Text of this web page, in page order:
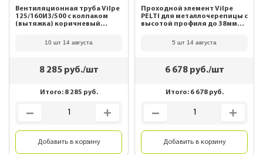
Вентиляционная труба Vilpe
125/160ИЗ/500 с колпаком
(вытяжка) коричневый
10 шт 14 августа
8 285руб./шт
Итого: 8 285 руб.
Добавить в корзину
Проходной элемент Vilpe
PELTI для металлочерепицы с
высотой профиля до 38мм
5 шт 14 августа
6 678руб./шт
Итого: 6 678руб.
Добавить в корзину